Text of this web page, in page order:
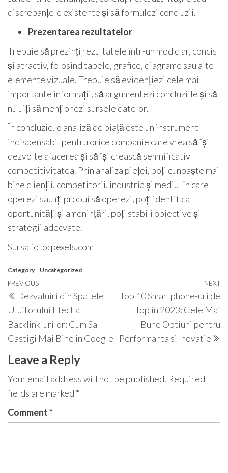
discrepanțele existente și să formulezi concluzii.
Prezentarea rezultatelor
Trebuie să prezinți rezultatele într-un mod clar, concis
și atractiv, folosind tabele, grafice, diagrame sau alte
elemente vizuale. Trebuie să evidențiezi cele mai
importante informații, să argumentezi concluziile și să
nu uiți să menționezi sursele datelor.
În concluzie, o analiză de piață este un instrument
indispensabil pentru orice companie care vrea să își
dezvolte afacerea și să își crească semnificativ
competitivitatea. Prin analiza pieței, poți cunoaște mai
bine clienții, competitorii, industria și mediul în care
operezi sau îți propui să operezi, poți identifica
oportunități și amenințări, poți stabili obiective și
strategii adecvate.
Sursa foto: pexels.com
Category Uncategorized
Post
navigation
Previous
Post
PREVIOUS
Dezvaluiri din Spatele
Uluitorului Efect al
Backlink-urilor: Cum Sa
Castigi Mai Bine in Google
NEXT
Top 10 Smartphone-uri de
Top in 2023: Cele Mai
Bune Optiuni pentru
Performanta si Inovatie
Leave a Reply
Your email address will not be published. Required
fields are marked *
Comment*